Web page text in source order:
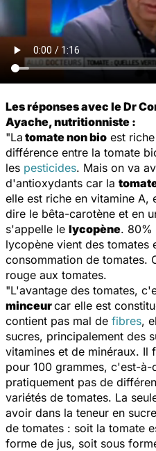
Les réponses avec le Dr
Ayache, nutritionniste :
"La tomate non bio est
différence entre la tomate
les pesticides. Mais on va
d'antioxydants car la
elle est riche en vitamine
dire le bêta-carotène et en
s'appelle le lycopène. 80%
lycopène vient des tomates
consommation de tomates.
rouge aux tomates.
"L'avantage des tomates,
minceurcar elle est
contient pas mal de fibres,
sucres, principalement des
vitamines et de minéraux. Il
pour 100 grammes, c'est-
pratiquement pas de
variétés de tomates. La
avoir dans la teneur en
de tomates : soit la tomate
forme de jus, soit sous